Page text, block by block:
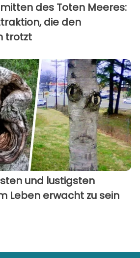
des Toten Meeres:
die den
trotzt
und lustigsten
Leben erwacht zu sein